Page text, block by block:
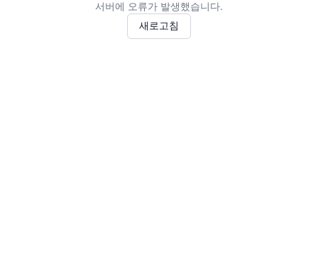
서버에 오류가 발생했습니다.
새로고침